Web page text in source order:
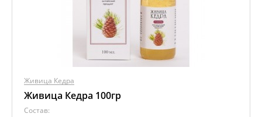
Живица Кедра
Живица Кедра 100гр
Состав: